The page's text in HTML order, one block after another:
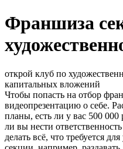
Франшиза
открой клуб по
капитальных вложений
Чтобы попасть на отбор
видеопрезентацию о себе.
планы, есть ли у вас 500 000
ли вы нести ответственность
делать всё, что требуется